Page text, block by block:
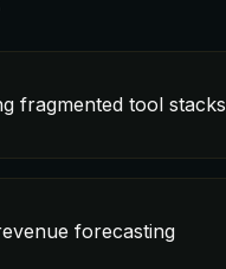
fragmented tool stacks
forecasting